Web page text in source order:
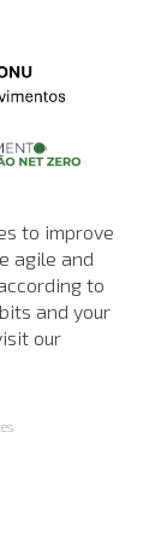
to improve
agile and
to
and your
ourA Loja de
informações
a sábado, exceto